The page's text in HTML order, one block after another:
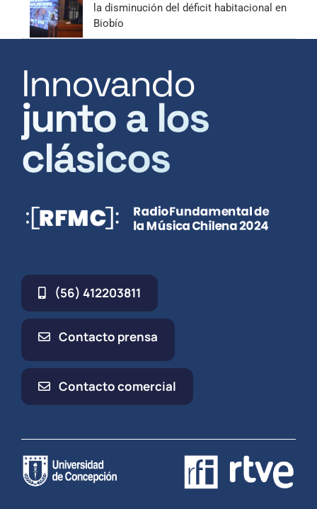
la disminución del déficit habitacional en
Biobío
Innovando
junto a los
clásicos
(56) 412203811
Contacto prensa
Contacto comercial